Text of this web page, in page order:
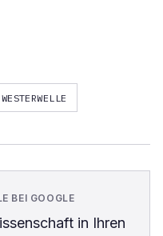
WESTERWELLE
BEI GOOGLE
in Ihren